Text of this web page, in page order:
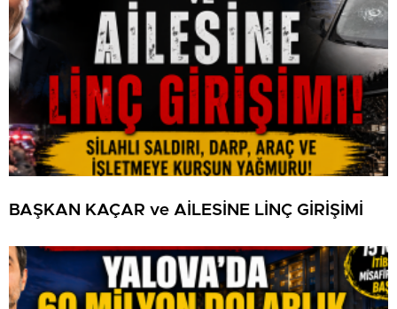
BAŞKAN KAÇAR ve AİLESİNE LİNÇ GİRİŞİMİ